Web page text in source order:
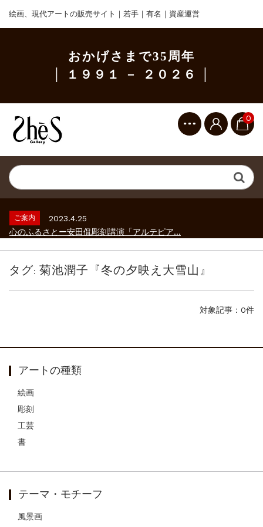
絵画、現代アートの販売サイト｜若手｜有名｜資産運営
おかげさまで35周年
│ １９９１ － ２０２６ │
0
ギャラリーシーズ「秋の美術散歩 京都・大...
ご案内
2026.2.17
ご案内
2023.4.25
心のふるさとー安田侃彫刻講演「アルテピア...
ご案内
2026.2.17
タグ:菊池潤子『冬の夕映え大雪山』
対象記事：0件
アートの種類
絵画
彫刻
工芸
書
テーマ・モチーフ
風景画